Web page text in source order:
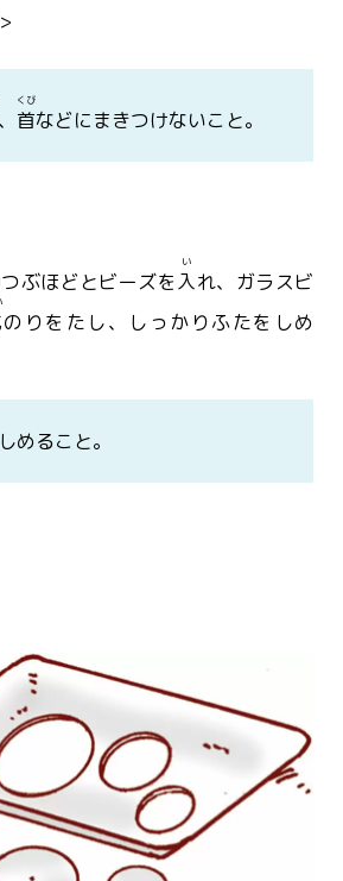
、 首
くび
などにまきつけないこと。
ぶほどとビーズを入
い
れ、ガラスビ
のりをたし、しっかりふたをしめ
めること。